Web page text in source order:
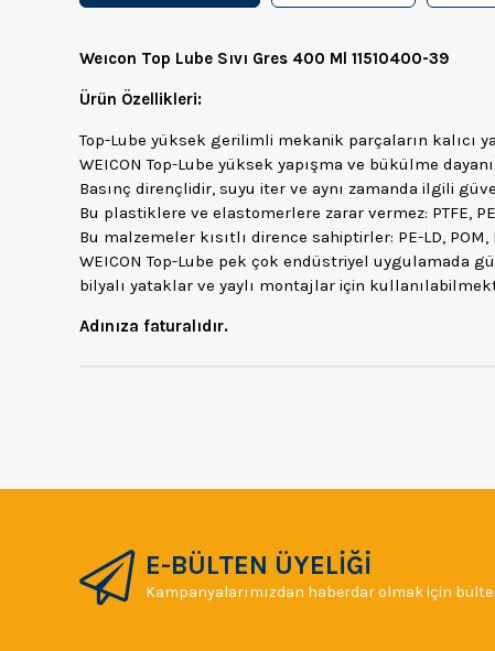
Weıcon Top Lube Sıvı Gres 400 Ml 11510400-39
Ürün Özellikleri:
Top-Lube yüksek gerilimli mekanik parçaların kalıcı
WEICON Top-Lube yüksek yapışma ve bükülme
Basınç dirençlidir, suyu iter ve aynı zamanda ilgili
Bu plastiklere ve elastomerlere zarar vermez: PTFE,
Bu malzemeler kısıtlı dirence sahiptirler: PE-LD, POM,
WEICON Top-Lube pek çok endüstriyel uygulamada
bilyalı yataklar ve yaylı montajlar için
Adınıza faturalıdır.
E-BÜLTEN ÜYELİĞİ
Kampanyalarımızdan haberdar olmak için